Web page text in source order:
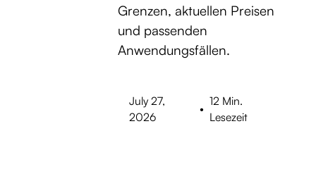
Grenzen, aktuellen Preisen
und passenden
Anwendungsfällen.
July 27,
2026
•
12 Min.
Lesezeit